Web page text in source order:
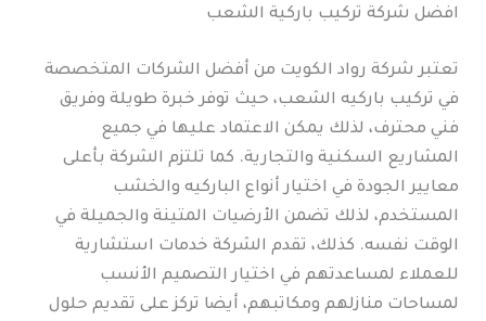
افضل شركة تركيب باركية الشعب
تعتبر شركة رواد الكويت من أفضل الشركات المتخصصة
في تركيب باركيه الشعب، حيث توفر خبرة طويلة وفريق
فني محترف، لذلك يمكن الاعتماد عليها في جميع
المشاريع السكنية والتجارية. كما تلتزم الشركة بأعلى
معايير الجودة في اختيار أنواع الباركيه والخشب
المستخدم، لذلك تضمن الأرضيات المتينة والجميلة في
الوقت نفسه. كذلك، تقدم الشركة خدمات استشارية
للعملاء لمساعدتهم في اختيار التصميم الأنسب
لمساحات منازلهم ومكاتبهم، أيضا تركز على تقديم حلول